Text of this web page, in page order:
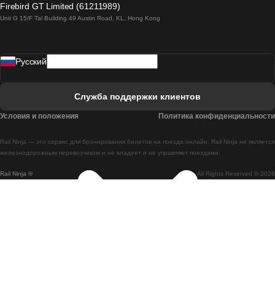
Поезд Лиссабон - Мадрид
Поезд Лиссабон - Брага
Поезд Брага - Лиссабон
Firebird GT Limited (61211989)
Unit G 15/F Tal Building 49 Austin Road, KL, Hong Kong
Rail Ninja ® All Rights Reserved © 2026
Rail Ninja — это сервис для бронирования билетов на поезда онлайн. Rail Ninja не является
железнодорожным перевозчиком и не владеет и не управляет поездами.
Pусский
Служба поддержки клиентов
Условия и положения Политика конфиденциальности